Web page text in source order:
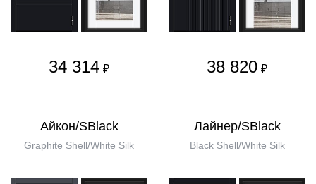
34 314 ₽ 38 820 ₽
Айкон/SBlack
Graphite Shell/White Silk
Лайнер/SBlack
Black Shell/White Silk